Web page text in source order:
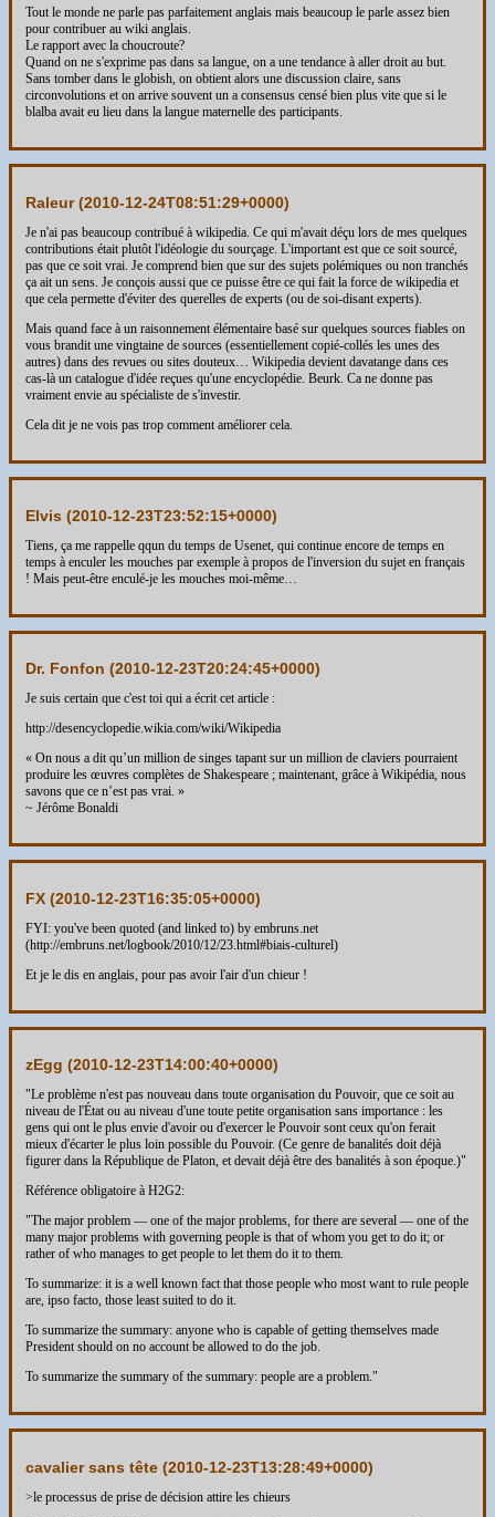
Tout le monde ne parle pas parfaitement anglais mais beaucoup le parle assez bien
pour contribuer au wiki anglais.
Le rapport avec la choucroute?
Quand on ne s'exprime pas dans sa langue, on a une tendance à aller droit au but.
Sans tomber dans le globish, on obtient alors une discussion claire, sans
circonvolutions et on arrive souvent un a consensus censé bien plus vite que si le
blalba avait eu lieu dans la langue maternelle des participants.
Raleur (2010-12-24T08:51:29+0000)
Je n'ai pas beaucoup contribué à wikipedia. Ce qui m'avait déçu lors de mes quelques
contributions était plutôt l'idéologie du sourçage. L'important est que ce soit sourcé,
pas que ce soit vrai. Je comprend bien que sur des sujets polémiques ou non tranchés
ça ait un sens. Je conçois aussi que ce puisse être ce qui fait la force de wikipedia et
que cela permette d'éviter des querelles de experts (ou de soi-disant experts).
Mais quand face à un raisonnement élémentaire basé sur quelques sources fiables on
vous brandit une vingtaine de sources (essentiellement copié-collés les unes des
autres) dans des revues ou sites douteux… Wikipedia devient davatange dans ces
cas-là un catalogue d'idée reçues qu'une encyclopédie. Beurk. Ca ne donne pas
vraiment envie au spécialiste de s'investir.
Cela dit je ne vois pas trop comment améliorer cela.
Elvis (2010-12-23T23:52:15+0000)
Tiens, ça me rappelle qqun du temps de Usenet, qui continue encore de temps en
temps à enculer les mouches par exemple à propos de l'inversion du sujet en français
! Mais peut-être enculé-je les mouches moi-même…
Dr. Fonfon (2010-12-23T20:24:45+0000)
Je suis certain que c'est toi qui a écrit cet article :
http://desencyclopedie.wikia.com/wiki/Wikipedia
« On nous a dit qu’un million de singes tapant sur un million de claviers pourraient
produire les œuvres complètes de Shakespeare ; maintenant, grâce à Wikipédia, nous
savons que ce n’est pas vrai. »
~ Jérôme Bonaldi
FX (2010-12-23T16:35:05+0000)
FYI: you've been quoted (and linked to) by embruns.net
(http://embruns.net/logbook/2010/12/23.html#biais-culturel)
Et je le dis en anglais, pour pas avoir l'air d'un chieur !
zEgg (2010-12-23T14:00:40+0000)
"Le problème n'est pas nouveau dans toute organisation du Pouvoir, que ce soit au
niveau de l'État ou au niveau d'une toute petite organisation sans importance : les
gens qui ont le plus envie d'avoir ou d'exercer le Pouvoir sont ceux qu'on ferait
mieux d'écarter le plus loin possible du Pouvoir. (Ce genre de banalités doit déjà
figurer dans la République de Platon, et devait déjà être des banalités à son époque.)"
Référence obligatoire à H2G2:
"The major problem — one of the major problems, for there are several — one of the
many major problems with governing people is that of whom you get to do it; or
rather of who manages to get people to let them do it to them.
To summarize: it is a well known fact that those people who most want to rule people
are, ipso facto, those least suited to do it.
To summarize the summary: anyone who is capable of getting themselves made
President should on no account be allowed to do the job.
To summarize the summary of the summary: people are a problem."
cavalier sans tête (2010-12-23T13:28:49+0000)
>le processus de prise de décision attire les chieurs